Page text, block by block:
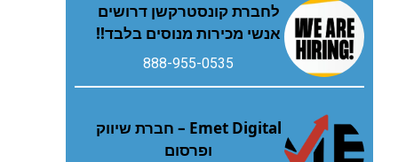
לחברת קונסטרקשן דרושים
אנשי מכירות מנוסים בלבד!!
888-955-0535
Emet Digital – חברת שיווק
ופרסום